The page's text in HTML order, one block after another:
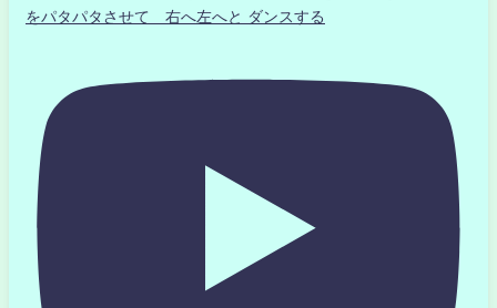
をパタパタさせて 右へ左へと ダンスする